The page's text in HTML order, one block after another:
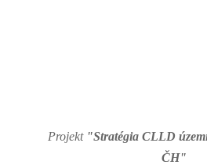
Projekt "Stratégia CLLD
ČH"